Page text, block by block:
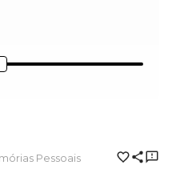
Pessoais